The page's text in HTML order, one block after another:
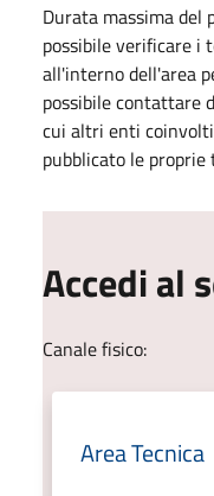
Durata massima del
possibile verificare i
all'interno dell'area
possibile contattare
cui altri enti
pubblicato le proprie
Accedi al
Canale fisico:
Area Tecnica